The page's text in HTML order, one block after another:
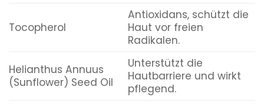
Tocopherol
Antioxidans, schützt die
Haut vor freien
Radikalen.
Helianthus Annuus
(Sunflower) Seed Oil
Unterstützt die
Hautbarriere und wirkt
pflegend.